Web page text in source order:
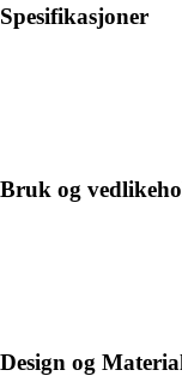
Spesifikasjoner
Bruk og
Design og